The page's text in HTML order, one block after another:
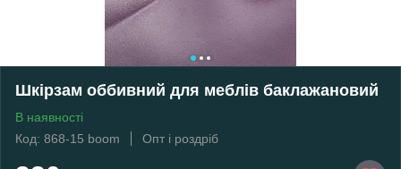
Шкірзам оббивний для меблів баклажановий
В наявності
Код: 868-15 boom
Опт і роздріб